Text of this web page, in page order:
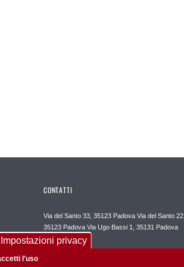
CONTATTI
Via del Santo 33, 35123 Padova Via del Santo 22,
35123 Padova Via Ugo Bassi 1, 35131 Padova
Impostazioni privacy
l'uso